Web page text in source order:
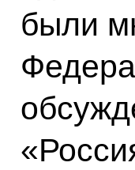
были